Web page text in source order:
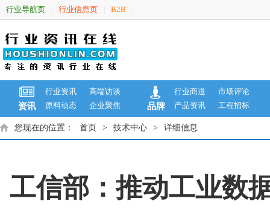
行业导航页 行业信息页 B2B
资讯
行业资讯
高端访谈
原料动态
企业聚焦 品牌
行业商道
市场评论
产品资讯
工程招标
您现在的位置： 首页 > 技术中心 > 详细信息
工信部：推动工业数